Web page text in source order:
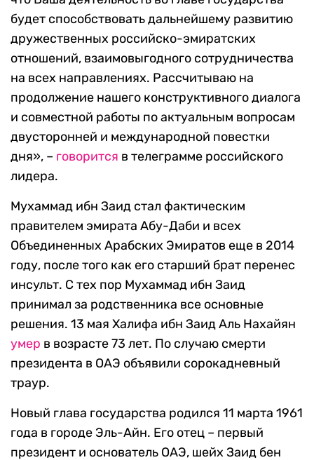
будет способствовать дальнейшему развитию
дружественных российско-эмиратских
отношений, взаимовыгодного сотрудничества
на всех направлениях. Рассчитываю на
продолжение нашего конструктивного диалога
и совместной работы по актуальным вопросам
двусторонней и международной повестки
дня», – говорится в телеграмме российского
лидера.
Мухаммад ибн Заид стал фактическим
правителем эмирата Абу-Даби и всех
Объединенных Арабских Эмиратов еще в 2014
году, после того как его старший брат перенес
инсульт. С тех пор Мухаммад ибн Заид
принимал за родственника все основные
решения. 13 мая Халифа ибн Заид Аль Нахайян
умер в возрасте 73 лет. По случаю смерти
президента в ОАЭ объявили сорокадневный
траур.
Новый глава государства родился 11 марта 1961
года в городе Эль-Айн. Его отец – первый
президент и основатель ОАЭ, шейх Заид бен